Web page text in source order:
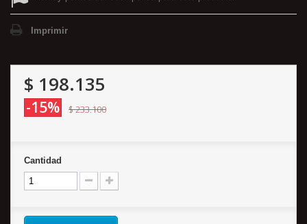
Imprimir
$ 198.135
-15% $ 233.100
Cantidad